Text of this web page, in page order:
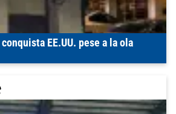
EE.UU. pese a la ola